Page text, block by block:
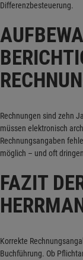
Differenzbesteuerung.
Rechnungen sind zehn
müssen elektronisch
Rechnungsangaben
möglich – und oft
FAZIT
Korrekte
Buchführung. Ob